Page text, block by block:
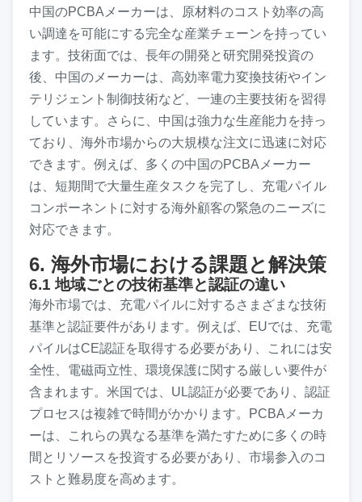
中国のPCBAメーカーは、原材料のコスト効率の高
い調達を可能にする完全な産業チェーンを持ってい
ます。技術面では、長年の開発と研究開発投資の
後、中国のメーカーは、高効率電力変換技術やイン
テリジェント制御技術など、一連の主要技術を習得
しています。さらに、中国は強力な生産能力を持っ
ており、海外市場からの大規模な注文に迅速に対応
できます。例えば、多くの中国のPCBAメーカー
は、短期間で大量生産タスクを完了し、充電パイル
コンポーネントに対する海外顧客の緊急のニーズに
対応できます。
6. 海外市場における課題と解決策
6.1 地域ごとの技術基準と認証の違い
海外市場では、充電パイルに対するさまざまな技術
基準と認証要件があります。例えば、EUでは、充電
パイルはCE認証を取得する必要があり、これには安
全性、電磁両立性、環境保護に関する厳しい要件が
含まれます。米国では、UL認証が必要であり、認証
プロセスは複雑で時間がかかります。PCBAメーカ
ーは、これらの異なる基準を満たすために多くの時
間とリソースを投資する必要があり、市場参入のコ
ストと難易度を高めます。